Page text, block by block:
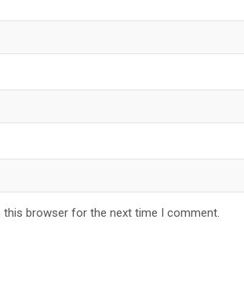
this browser for the next time I comment.